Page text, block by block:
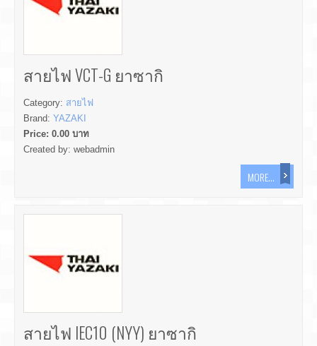
สายไฟ VCT-G ยาซากิ
Category: สายไฟ
Brand: YAZAKI
Price: 0.00 บาท
Created by: webadmin
MORE...
สายไฟ IEC10 (NYY) ยาซากิ